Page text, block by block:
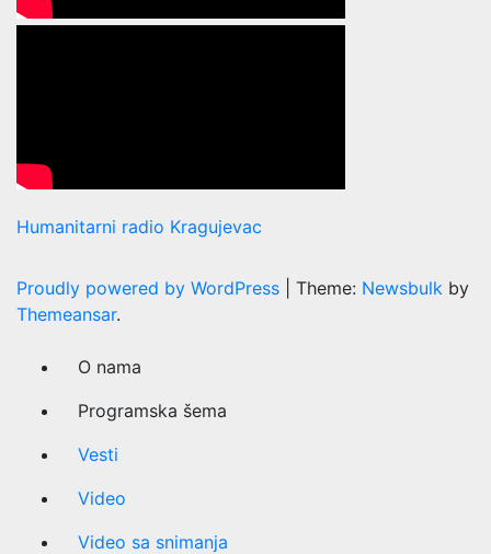
Humanitarni radio Kragujevac
Proudly powered by WordPress Theme: Newsbulk by
Themeansar.
O nama
Programska šema
Vesti
Video
Video sa snimanja